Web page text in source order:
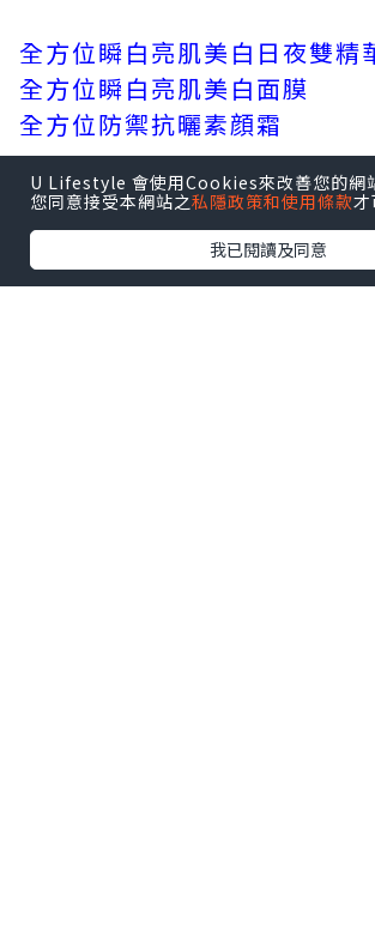
U Lifestyle 會使用Cookies來改善您的網
您同意接受本網站之私隱政策和使用條款才
我已閱讀及同意
全方位瞬白亮肌美白日夜雙精
全方位瞬白亮肌美白面膜
全方位防禦抗曬素顔霜